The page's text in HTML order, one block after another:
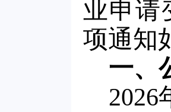
业申请
项通知
一、
2026